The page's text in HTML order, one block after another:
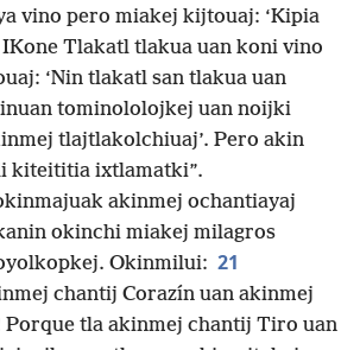
vino pero miakej kijtouaj: ‘Kipia
IKone Tlakatl tlakua uan koni vino
‘Nin tlakatl san tlakua uan
tominololojkej uan noijki
tlajtlakolchiuaj’. Pero akin
kiteititia ixtlamatki”.
akinmej ochantiayaj
okinchi miakej milagros
Okinmilui: 21
chantij Corazín uan akinmej
Porque tla akinmej chantij Tiro uan